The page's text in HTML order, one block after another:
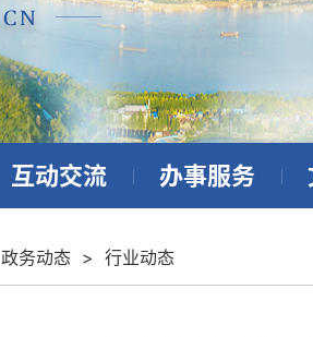
互动交流 办事服务
政务动态 > 行业动态